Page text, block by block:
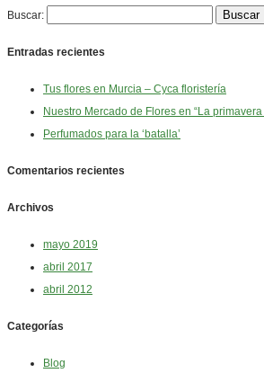
Buscar:
Entradas recientes
Tus flores en Murcia – Cyca floristería
Nuestro Mercado de Flores en “La
Perfumados para la ‘batalla’
Comentarios recientes
Archivos
mayo 2019
abril 2017
abril 2012
Categorías
Blog